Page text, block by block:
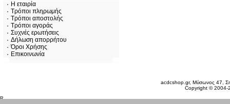
Η εταιρία
Τρόποι πληρωμής
Τρόποι αποστολής
Τρόποι αγοράς
Συχνές ερωτήσεις
Δήλωση απορρήτου
Όροι Χρήσης
Επικοινωνία
acdcshop.gr, Μύσωνος 47,
Copyright ©